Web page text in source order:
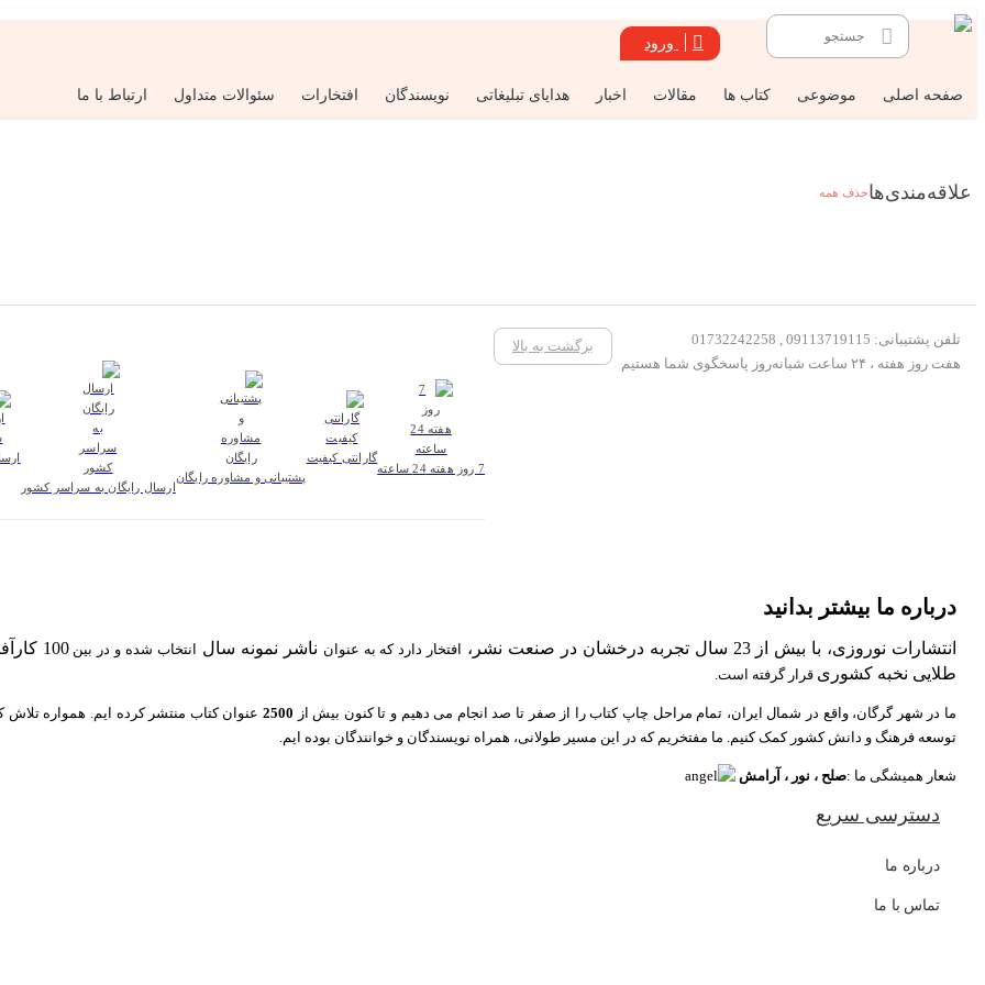
ورود
صفحه اصلی موضوعی کتاب ها مقالات اخبار هدایای تبلیغاتی نویسندگان افتخارات سئوالات متداول ارتباط با ما
علاقه‌مندی‌هاحذف همه
تلفن پشتیبانی: 09113719115 , 01732242258
هفت روز هفته ، ۲۴ ساعت شبانه‌روز پاسخگوی شما هستیم
برگشت به بالا
7 روز هفته 24 ساعته
گارانتی کیفیت
پشتیبانی و مشاوره رایگان
ارسال رایگان به سراسر کشور
درباره ما بیشتر بدانید
انتشارات نوروزی، با بیش از 23 سال تجربه درخشان در صنعت نشر، افتخار دارد که به عنوان ناشر نمونه سال انتخاب شده و در بین 100 کارآفرین برتر کشور
طلایی نخبه کشوری قرار گرفته است.
ما در شهر گرگان، واقع در شمال ایران، تمام مراحل چاپ کتاب را از صفر تا صد انجام می دهیم و تا کنون بیش از
عنوان کتاب منتشر کرده ایم. همواره تلاش
توسعه فرهنگ و دانش کشور کمک کنیم. ما مفتخریم که در این مسیر طولانی، همراه نویسندگان و خوانندگان بوده ایم.
شعار همیشگی ما :صلح ، نور ، آرامش
دسترسی سریع
درباره ما
تماس با ما